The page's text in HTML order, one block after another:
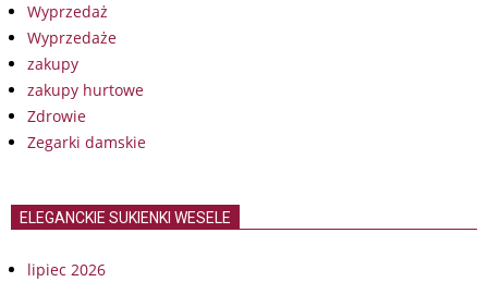
Wyprzedaż
Wyprzedaże
zakupy
zakupy hurtowe
Zdrowie
Zegarki damskie
ELEGANCKIE SUKIENKI WESELE
lipiec 2026